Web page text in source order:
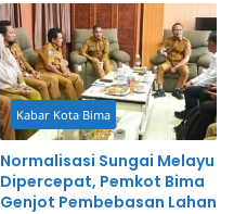
Kabar Kota Bima
Normalisasi Sungai Melayu
Dipercepat, Pemkot Bima
Genjot Pembebasan Lahan